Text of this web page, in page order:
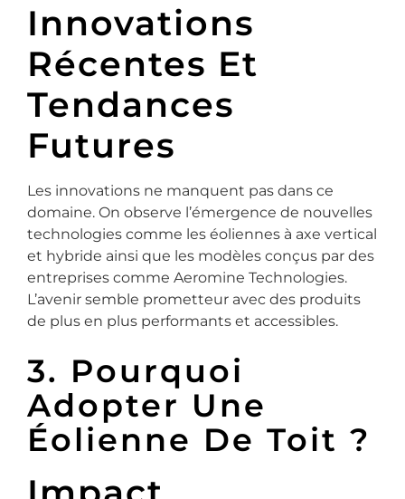
Innovations
Récentes Et
Tendances
Futures
Les innovations ne manquent pas dans ce
domaine. On observe l’émergence de nouvelles
technologies comme les éoliennes à axe vertical
et hybride ainsi que les modèles conçus par des
entreprises comme Aeromine Technologies.
L’avenir semble prometteur avec des produits
de plus en plus performants et accessibles.
3. Pourquoi
Adopter Une
Éolienne De Toit ?